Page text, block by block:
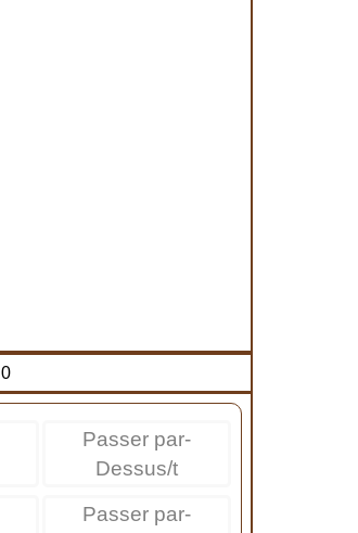
0
Passer par-
Dessus/t
Passer par-